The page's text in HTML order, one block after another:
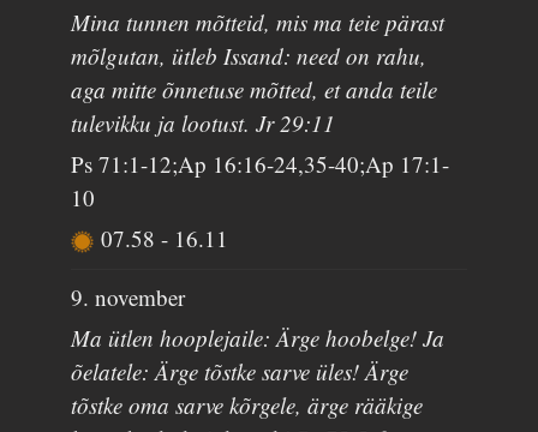
Mina tunnen mõtteid, mis ma teie pärast
mõlgutan, ütleb Issand: need on rahu,
aga mitte õnnetuse mõtted, et anda teile
tulevikku ja lootust. Jr 29:11
Ps 71:1-12;Ap 16:16-24,35-40;Ap 17:1-
10
07.58- 16.11
9. november
Ma ütlen hooplejaile: Ärge hoobelge! Ja
õelatele: Ärge tõstke sarve üles! Ärge
tõstke oma sarve kõrgele, ärge rääkige